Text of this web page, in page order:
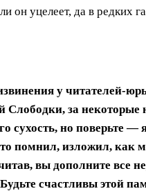
он уцелеет, да в редких
у читателей-
за некоторые
сухость, но поверьте —
помнил, изложил, как
вы дополните все
счастливы этой